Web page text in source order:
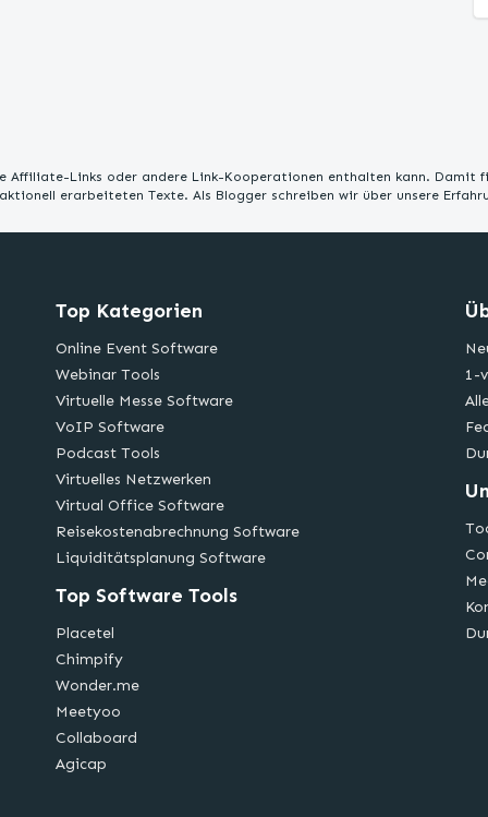
Affiliate-Links oder andere Link-Kooperationen enthalten kann. Damit
erarbeiteten Texte. Als Blogger schreiben wir über unsere
Top Kategorien
Online Event Software
Webinar Tools
Virtuelle Messe Software
VoIP Software
Podcast Tools
Virtuelles Netzwerken
Virtual Office Software
Reisekostenabrechnung Software
Liquiditätsplanung Software
Top Software Tools
Placetel
Chimpify
Wonder.me
Meetyoo
Collaboard
Agicap
1-